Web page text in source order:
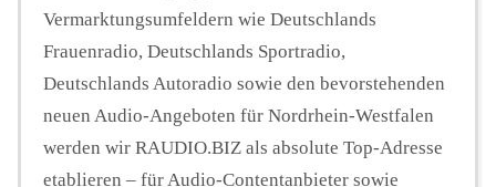
Vermarktungsumfeldern wie Deutschlands
Frauenradio, Deutschlands Sportradio,
Deutschlands Autoradio sowie den bevorstehenden
neuen Audio-Angeboten für Nordrhein-Westfalen
werden wir RAUDIO.BIZ als absolute Top-Adresse
etablieren – für Audio-Contentanbieter sowie